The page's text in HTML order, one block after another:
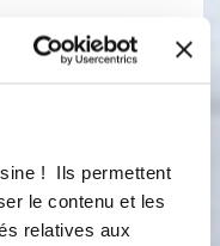
! Ils permettent
le contenu et les
relatives aux